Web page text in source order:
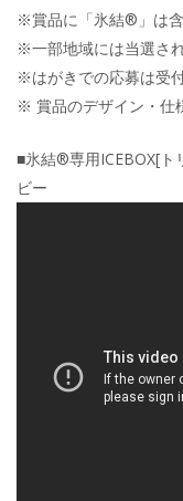
※賞品に「氷結®」は含
※一部地域には当選さ
※はがきでの応募は受
※ 賞品のデザイン・仕
■氷結®専用ICEBOX[ト
ビー